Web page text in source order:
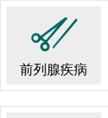
前列腺疾病